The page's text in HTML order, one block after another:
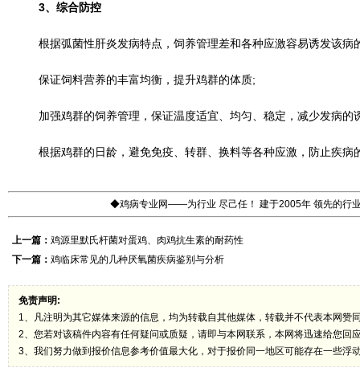
3、综合防控
根据弧菌性肝炎发病特点，饲养管理差和各种应激容易诱发该病
保证饲料营养的丰富均衡，提升鸡群的体质;
加强鸡群的饲养管理，保证温度适宜、均匀、稳定，减少发病的
根据鸡群的日龄，避免免疫、转群、换料等各种应激，防止疾病
◆鸡病专业网——为行业 尽己任！ 建于2005年 领先的行
上一篇： 鸡源里默氏杆菌对蛋鸡、肉鸡抗生素的耐药性
下一篇： 鸡临床常见的几种厌氧菌疾病鉴别与分析
免责声明:
1、凡注明为其它媒体来源的信息，均为转载自其他媒体，转载并不代表本网赞
2、您若对该稿件内容有任何疑问或质疑，请即与本网联系，本网将迅速给您回
3、我们努力做到报价信息参考价值最大化，对于报价同一地区可能存在一些浮